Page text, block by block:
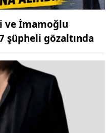
ve İmamoğlu
şüpheli gözaltında